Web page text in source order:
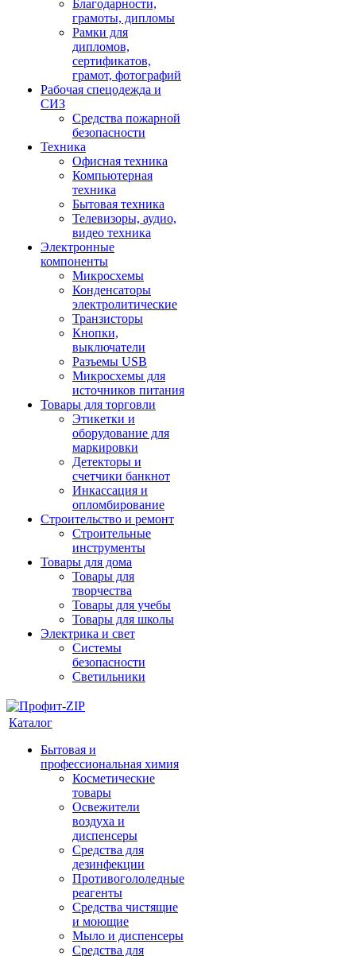
Благодарности,
грамоты, дипломы
Рамки для
дипломов,
сертификатов,
грамот, фотографий
Рабочая спецодежда и
СИЗ
Средства пожарной
безопасности
Техника
Офисная техника
Компьютерная
техника
Бытовая техника
Телевизоры, аудио,
видео техника
Электронные
компоненты
Микросхемы
Конденсаторы
электролитические
Транзисторы
Кнопки,
выключатели
Разъемы USB
Микросхемы для
источников питания
Товары для торговли
Этикетки и
оборудование для
маркировки
Детекторы и
счетчики банкнот
Инкассация и
опломбирование
Строительство и ремонт
Строительные
инструменты
Товары для дома
Товары для
творчества
Товары для учебы
Товары для школы
Электрика и свет
Системы
безопасности
Светильники
Каталог
Бытовая и
профессиональная химия
Косметические
товары
Освежители
воздуха и
диспенсеры
Средства для
дезинфекции
Противогололедные
реагенты
Средства чистящие
и моющие
Мыло и диспенсеры
Средства для